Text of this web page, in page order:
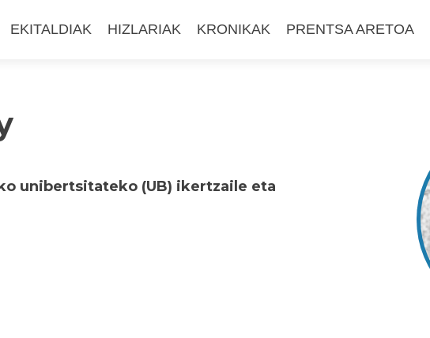
EKITALDIAK HIZLARIAK KRONIKAK PRENTSA ARETOA
unibertsitateko (UB) ikertzaile eta